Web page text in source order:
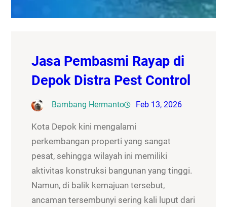
Jasa Pembasmi Rayap di
Depok Distra Pest Control
Bambang Hermanto Feb 13, 2026
Kota Depok kini mengalami
perkembangan properti yang sangat
pesat, sehingga wilayah ini memiliki
aktivitas konstruksi bangunan yang tinggi.
Namun, di balik kemajuan tersebut,
ancaman tersembunyi sering kali luput dari